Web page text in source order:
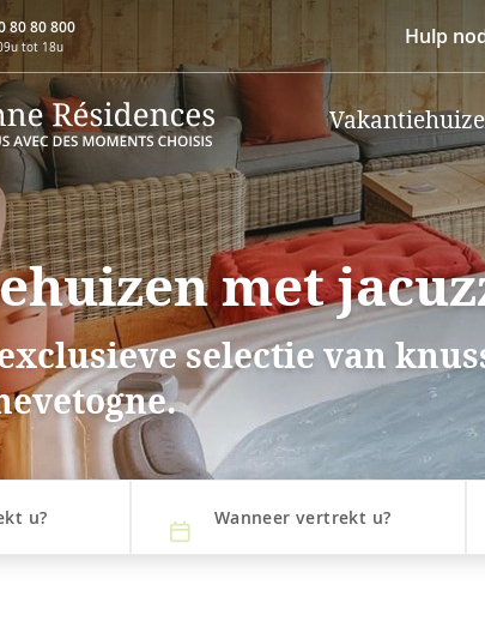
80 80 800
tot 18u Hulp
met
selectie van
u? Wanneer vertrekt u?